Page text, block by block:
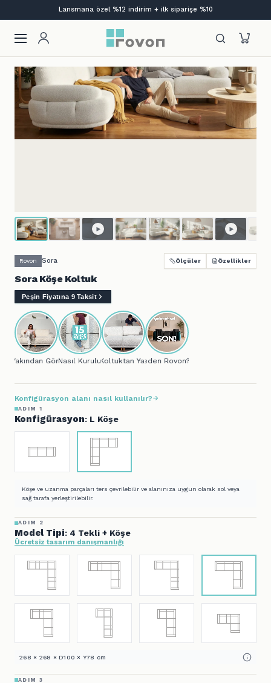
Bi' Kutu Mobilya | Aç. Kur. Otur.
Rovon Sora Ölçüler Özellikler
Sora Köşe Koltuk
Peşin Fiyatına 9 Taksit
Yakından Gör...Nasıl Kurulur?Koltuktan Yatağa..Neden Rovon?
Konfigürasyon alanı nasıl kullanılır?
ADIM 1
Konfigürasyon: L Köşe
Köşe ve uzanma parçaları ters çevrilebilir ve alanınıza uygun olarak sol veya
sağ tarafa yerleştirilebilir.
ADIM 2
Model Tipi: 4 Tekli + Köşe
Ücretsiz tasarım danışmanlığı
268 × 268 × D100 × Y78 cm
ADIM 3